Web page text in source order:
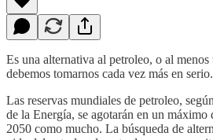
Es una alternativa al petroleo, o al
debemos tomarnos cada vez más en serio.
Las reservas mundiales de petroleo,
de la Energía, se agotarán en un máximo
2050 como mucho. La búsqueda de